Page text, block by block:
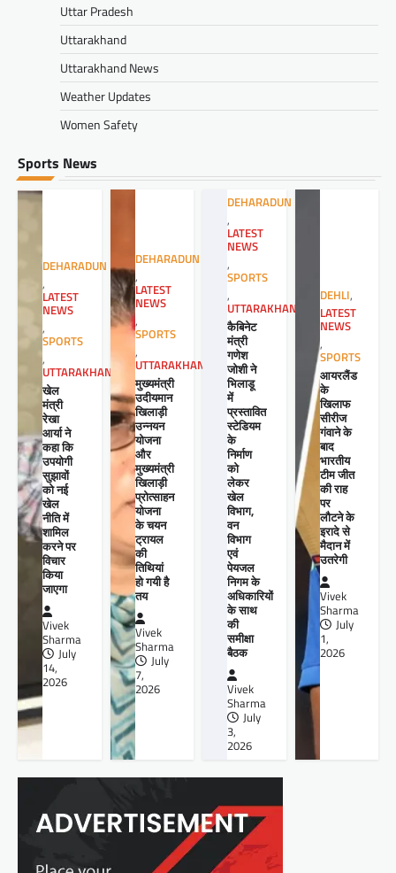
Uttar Pradesh
Uttarakhand
Uttarakhand News
Weather Updates
Women Safety
Sports News
DEHARADUN
,
LATEST
NEWS
,
SPORTS
,
UTTARAKHAND
खेल
मंत्री
रेखा
आर्या ने
कहा कि
उपयोगी
सुझावों
को नई
खेल
नीति में
शामिल
करने पर
विचार
किया
जाएगा
Vivek
Sharma
July
14,
2026
DEHARADUN
,
LATEST
NEWS
,
SPORTS
,
UTTARAKHAND
मुख्यमंत्री
उदीयमान
खिलाड़ी
उन्नयन
योजना
और
मुख्यमंत्री
खिलाड़ी
प्रोत्साहन
योजना
के चयन
ट्रायल
की
तिथियां
हो गयी है
तय
Vivek
Sharma
July
7,
2026
DEHARADUN
,
LATEST
NEWS
,
SPORTS
,
UTTARAKHAND
कैबिनेट
मंत्री
गणेश
जोशी ने
भिलाडू
में
प्रस्तावित
स्टेडियम
के
निर्माण
को
लेकर
खेल
विभाग,
वन
विभाग
एवं
पेयजल
निगम के
अधिकारियों
के साथ
की
समीक्षा
बैठक
Vivek
Sharma
July
3,
2026
DEHLI,
LATEST
NEWS
,
SPORTS
आयरलैंड
के
खिलाफ
सीरीज
गंवाने के
बाद
भारतीय
टीम जीत
की राह
पर
लौटने के
इरादे से
मैदान में
उतरेगी
Vivek
Sharma
July
1,
2026